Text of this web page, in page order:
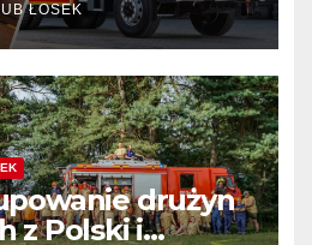
ŁOSEK
drużyn
z Polski i